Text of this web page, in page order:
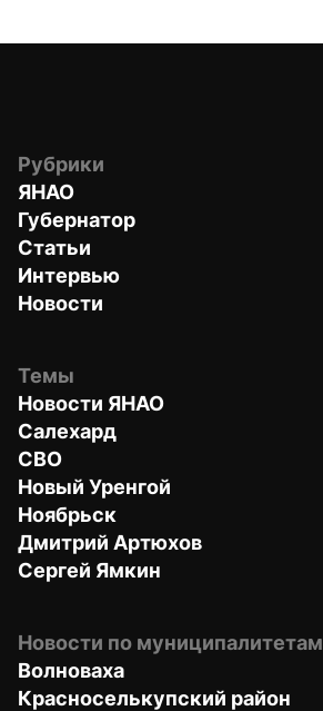
Рубрики
ЯНАО
Губернатор
Статьи
Интервью
Новости
Темы
Новости ЯНАО
Салехард
СВО
Новый Уренгой
Ноябрьск
Дмитрий Артюхов
Сергей Ямкин
Новости по муниципалитетам
Волноваха
Красноселькупский район